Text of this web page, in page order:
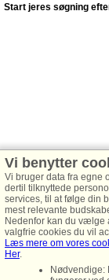
Start jeres søgning
Vi benytter
Vi bruger data fra egne
dertil tilknyttede
services, til at følge din
mest relevante
Nedenfor kan du vælge
valgfrie cookies du vil
Læs mere om vores
Her.
Nødvendige: